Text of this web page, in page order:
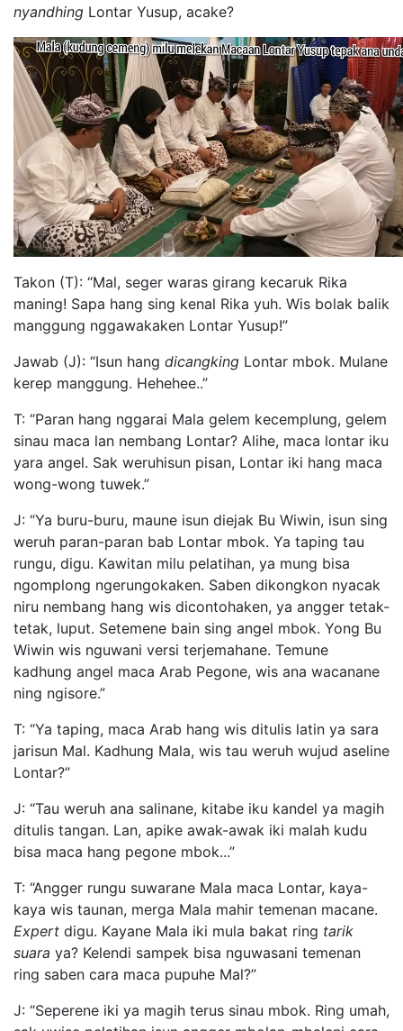
nyandhing Lontar Yusup, acake?
Takon (T): “Mal, seger waras girang kecaruk Rika
maning! Sapa hang sing kenal Rika yuh. Wis bolak balik
manggung nggawakaken Lontar Yusup!”
Jawab (J): “Isun hang dicangking Lontar mbok. Mulane
kerep manggung. Hehehee..”
T: “Paran hang nggarai Mala gelem kecemplung, gelem
sinau maca lan nembang Lontar? Alihe, maca lontar iku
yara angel. Sak weruhisun pisan, Lontar iki hang maca
wong-wong tuwek.”
J: “Ya buru-buru, maune isun diejak Bu Wiwin, isun sing
weruh paran-paran bab Lontar mbok. Ya taping tau
rungu, digu. Kawitan milu pelatihan, ya mung bisa
ngomplong ngerungokaken. Saben dikongkon nyacak
niru nembang hang wis dicontohaken, ya angger tetak-
tetak, luput. Setemene bain sing angel mbok. Yong Bu
Wiwin wis nguwani versi terjemahane. Temune
kadhung angel maca Arab Pegone, wis ana wacanane
ning ngisore.”
T: “Ya taping, maca Arab hang wis ditulis latin ya sara
jarisun Mal. Kadhung Mala, wis tau weruh wujud aseline
Lontar?”
J: “Tau weruh ana salinane, kitabe iku kandel ya magih
ditulis tangan. Lan, apike awak-awak iki malah kudu
bisa maca hang pegone mbok...”
T: “Angger rungu suwarane Mala maca Lontar, kaya-
kaya wis taunan, merga Mala mahir temenan macane.
Expert digu. Kayane Mala iki mula bakat ring tarik
suara ya? Kelendi sampek bisa nguwasani temenan
ring saben cara maca pupuhe Mal?”
J: “Seperene iki ya magih terus sinau mbok. Ring umah,